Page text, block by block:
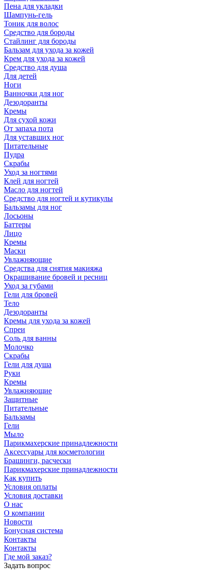
Пена для укладки
Шампунь-гель
Тоник для волос
Средство для бороды
Стайлинг для бороды
Бальзам для ухода за кожей
Крем для ухода за кожей
Средство для душа
Для детей
Ноги
Ванночки для ног
Дезодоранты
Кремы
Для сухой кожи
От запаха пота
Для уставших ног
Питательные
Пудра
Скрабы
Уход за ногтями
Клей для ногтей
Масло для ногтей
Средство для ногтей и кутикулы
Бальзамы для ног
Лосьоны
Баттеры
Лицо
Кремы
Маски
Увлажняющие
Средства для снятия макияжа
Окрашивание бровей и ресниц
Уход за губами
Гели для бровей
Тело
Дезодоранты
Кремы для ухода за кожей
Спреи
Соль для ванны
Молочко
Скрабы
Гели для душа
Руки
Кремы
Увлажняющие
Защитные
Питательные
Бальзамы
Гели
Мыло
Парикмахерские принадлежности
Аксессуары для косметологии
Брашинги, расчески
Парикмахерские принадлежности
Как купить
Условия оплаты
Условия доставки
О нас
О компании
Новости
Бонусная система
Контакты
Контакты
Где мой заказ?
Задать вопрос